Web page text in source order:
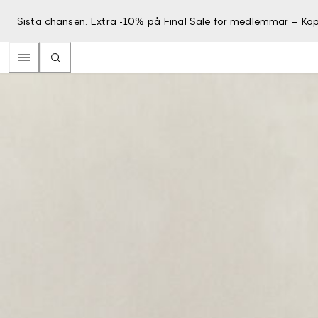
Sista chansen: Extra -10% på Final Sale för medlemmar –